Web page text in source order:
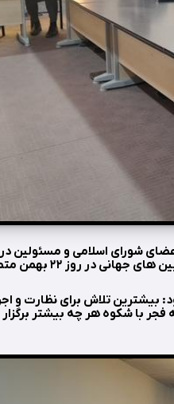
شورای اسلامی و مسئولین در
و ۲۲ بهمن تاکید و بیان کرد: باید توجه
تلاش برای نظارت و
با شکوه هر چه بیشتر برگزار